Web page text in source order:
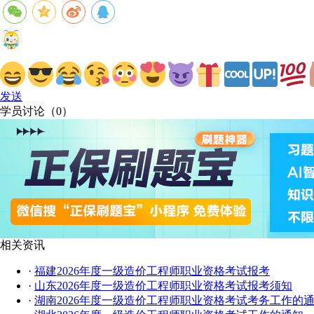
发送
学员讨论（0）
相关资讯
· 福建2026年度一级造价工程师职业资格考试报考
· 山东2026年度一级造价工程师职业资格考试报考须知
· 湖南2026年度一级造价工程师职业资格考试考务工作的